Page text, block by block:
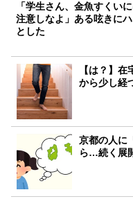
「学生さん、金魚すくい
注意しなよ」ある呟きに
とした
【は？】
から少し経
京都の人に
ら…続く展